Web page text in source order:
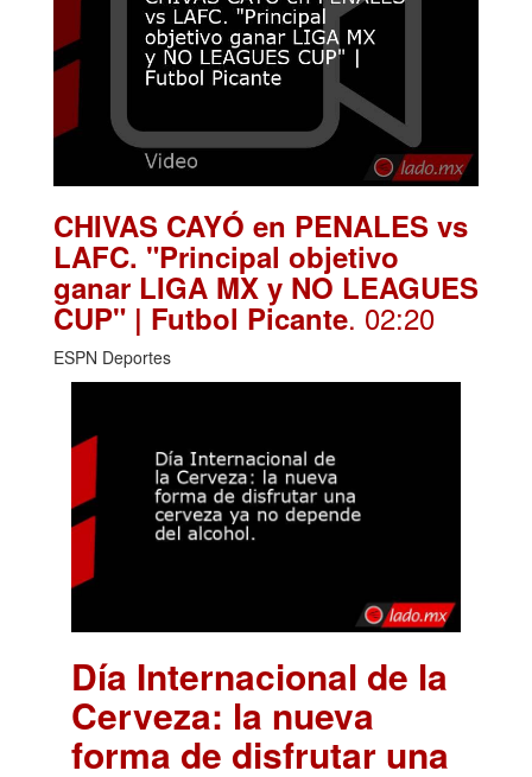
CHIVAS CAYÓ en PENALES vs
LAFC. "Principal objetivo
ganar LIGA MX y NO LEAGUES
CUP" | Futbol Picante. 02:20
ESPN Deportes
Día Internacional de la
Cerveza: la nueva
forma de disfrutar una